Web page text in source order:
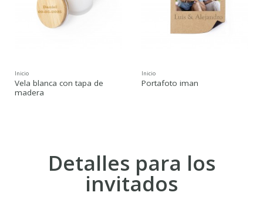
Inicio
Vela blanca con tapa de
madera
Inicio
Portafoto iman
Detalles para los
invitados